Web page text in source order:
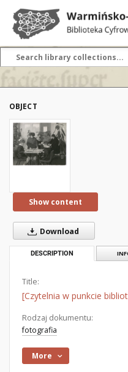
OBJECT
Show content
Download
DESCRIPTION
Title:
[Czytelnia w punkcie
Rodzaj dokumentu:
fotografia
More